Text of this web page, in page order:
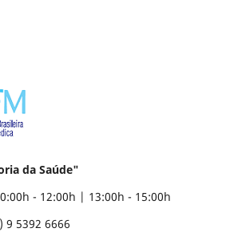
da Saúde"
| 13:00h - 15:00h
6666